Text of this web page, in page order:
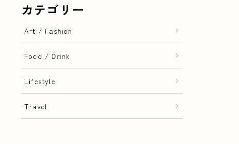
カテゴリー
Art / Fashion
Food / Drink
Lifestyle
Travel